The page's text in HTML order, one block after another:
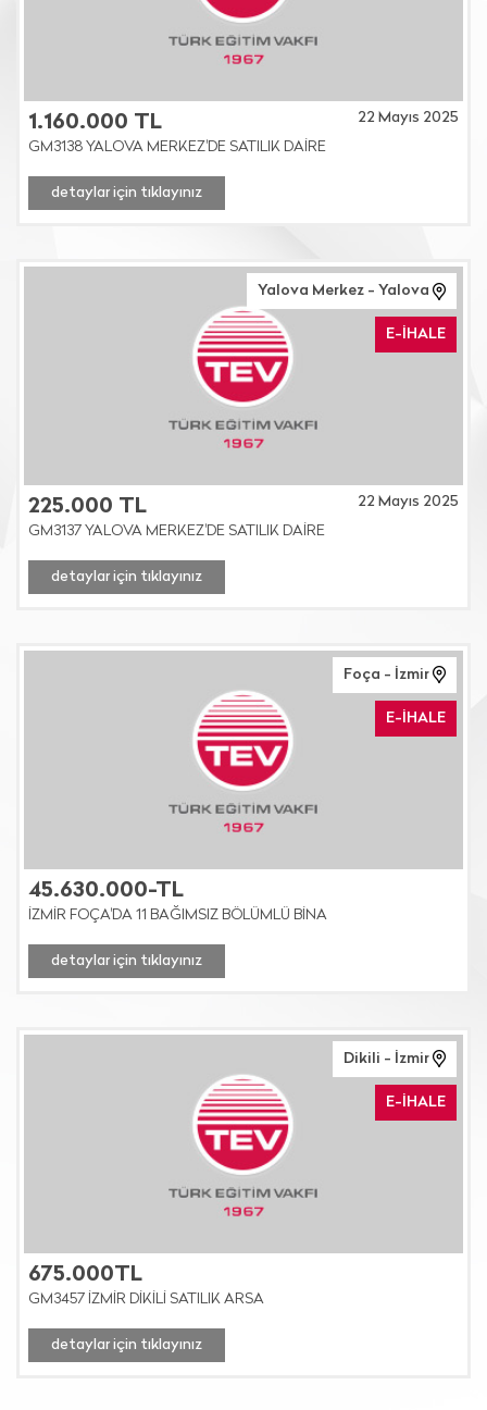
1.160.000 TL
22 Mayıs 2025
GM3138 YALOVA MERKEZ'DE SATILIK DAİRE
detaylar için tıklayınız
Yalova Merkez - Yalova
E-İHALE
225.000 TL
22 Mayıs 2025
GM3137 YALOVA MERKEZ'DE SATILIK DAİRE
detaylar için tıklayınız
Foça - İzmir
E-İHALE
45.630.000-TL
İZMİR FOÇA'DA 11 BAĞIMSIZ BÖLÜMLÜ BİNA
detaylar için tıklayınız
Dikili - İzmir
E-İHALE
675.000TL
GM3457 İZMİR DİKİLİ SATILIK ARSA
detaylar için tıklayınız